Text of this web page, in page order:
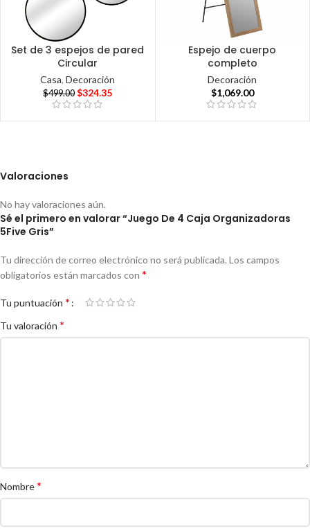
Set de 3 espejos de pared
Circular
Casa,Decoración
$499.00 $324.35
Espejo de cuerpo
completo
Decoración
$1,069.00
Valoraciones
No hay valoraciones aún.
Sé el primero en valorar “Juego De 4 Caja Organizadoras
5Five Gris”
Tu dirección de correo electrónico no será publicada. Los campos
obligatorios están marcados con *
Tu puntuación *
Tu valoración *
Nombre*